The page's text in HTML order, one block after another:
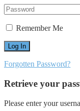
Remember Me
Forgotten Password?
Retrieve your
Please enter your